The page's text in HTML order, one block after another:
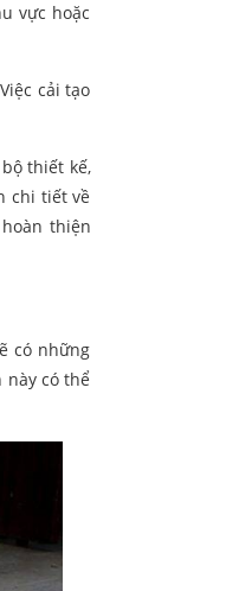
vực hoặc
cải tạo
thiết kế,
chi tiết về
thiện
có những
có thể